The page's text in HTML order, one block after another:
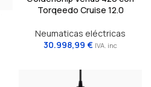
Torqeedo Cruise 12.0
Neumaticas eléctricas
30.998,99 € IVA. inc